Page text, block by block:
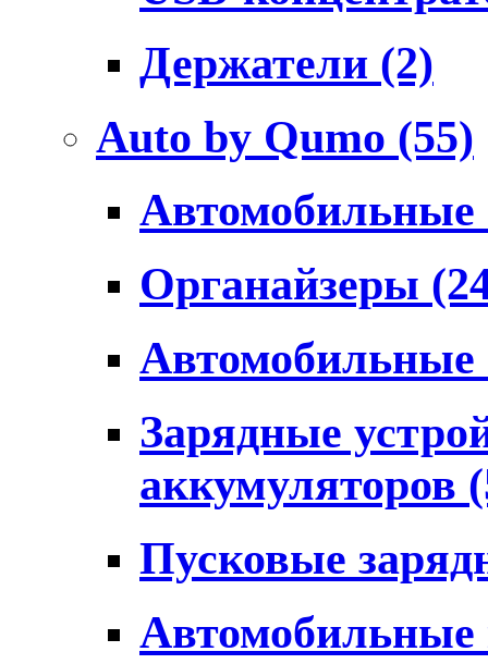
Держатели (2)
Auto by Qumo (55)
Органайзеры
Зарядные
аккумуляторов
Пусковые